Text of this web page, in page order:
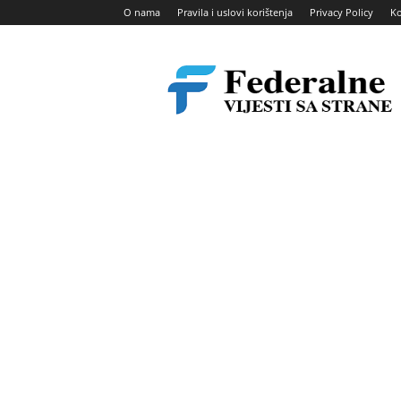
O nama Pravila i uslovi korištenja Privacy Policy
vijesti